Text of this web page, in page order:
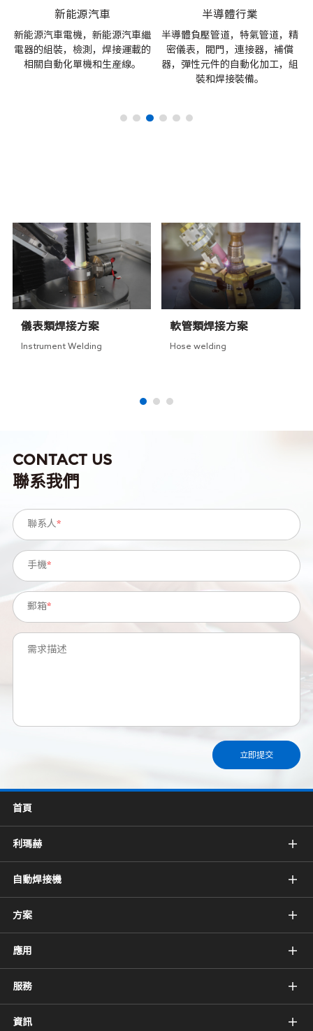
新能源汽車
新能源汽車電機，新能源汽車繼
電器的組裝，檢測，焊接運載的
相關自動化單機和生産線。
半導體行業
半導體負壓管道，特氣管道，精
密儀表，閥門，連接器，補償
器，彈性元件的自動化加工，組
裝和焊接裝備。
儀表類焊接方案
Instrument Welding
軟管類焊接方案
Hose welding
CONTACT US
聯系我們
聯系人*
手機*
郵箱*
需求描述
立即提交
首頁
利瑪赫
自動焊接機
方案
應用
服務
資訊